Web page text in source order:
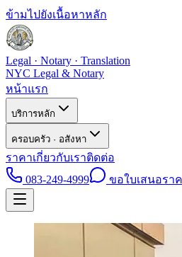
ข้ามไปยังเนื้อหาหลัก
Legal · Notary · Translation
NYC Legal & Notary
หน้าแรก
บริการหลัก
ครอบครัว · อสังหา
ราคาเกี่ยวกับเราติดต่อ
083-249-4999
ขอใบเสนอรา